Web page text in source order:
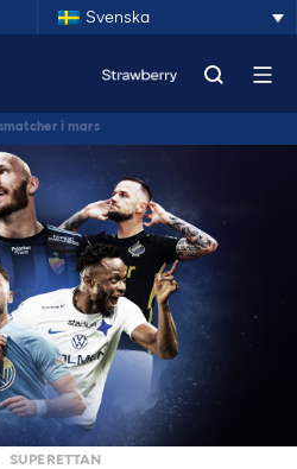
Svenska
i mars
SUPERETTAN